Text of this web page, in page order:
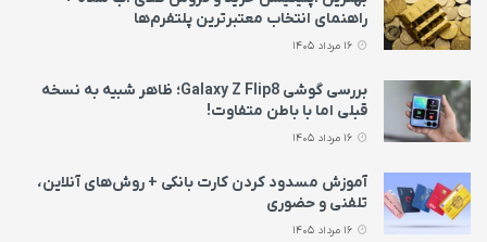
راهنمای انتخاب معتبرترین پلتفرم‌ها
بررسی گوشی Galaxy Z Flip8؛ ظاهر شبیه به نسخه
قبلی اما با باطن متفاوت!
آموزش مسدود کردن کارت بانکی + روش‌های آنلاین،
تلفنی و حضوری